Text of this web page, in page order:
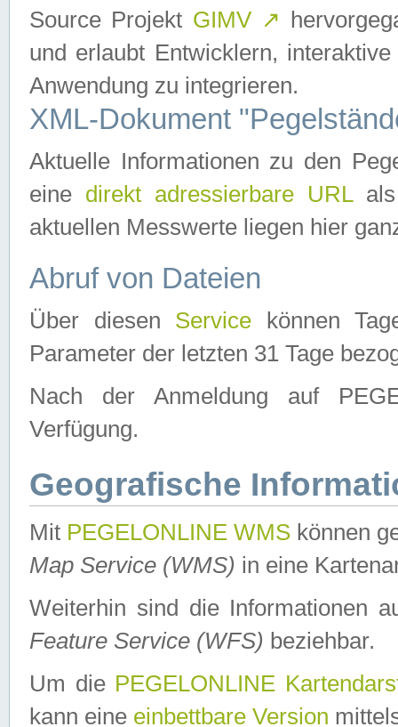
Source Projekt GIMV ↗
und erlaubt Entwicklern,
Anwendung zu integrieren.
XML-Dokument
Aktuelle Informationen zu den
eine direkt adressierbare URLals
aktuellen Messwerte liegen hier
Abruf von Dateien
Über diesen Service können
Parameter der letzten 31 Tage
Nach der Anmeldung auf
Verfügung.
Geografische
Mit PEGELONLINE WMS können
Map Service (WMS) in eine
Weiterhin sind die Informationen
Feature Service (WFS) beziehbar.
Um die PEGELONLINE
kann eine einbettbare Version